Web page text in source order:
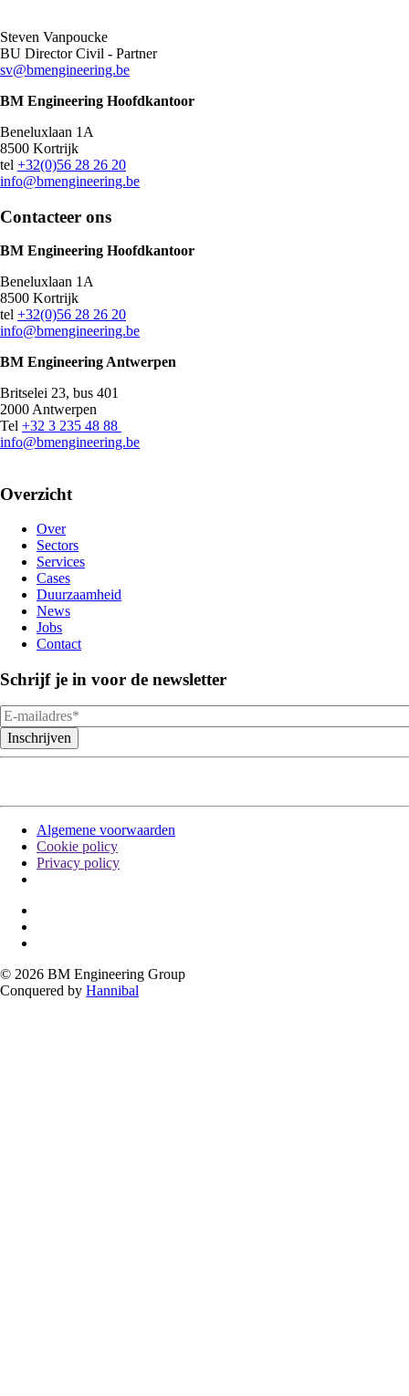
Steven Vanpoucke
BU Director Civil - Partner
sv@bmengineering.be
BM Engineering Hoofdkantoor
Beneluxlaan 1A
8500 Kortrijk
tel +32(0)56 28 26 20
info@bmengineering.be
Contacteer ons
BM Engineering Hoofdkantoor
Beneluxlaan 1A
8500 Kortrijk
tel +32(0)56 28 26 20
info@bmengineering.be
BM Engineering Antwerpen
Britselei 23, bus 401
2000 Antwerpen
Tel +32 3 235 48 88
info@bmengineering.be
Overzicht
Over
Sectors
Services
Cases
Duurzaamheid
News
Jobs
Contact
Schrijf je in voor de newsletter
Email
Policy
menu
Algemene voorwaarden
Cookie policy
Privacy policy
© 2026 BM Engineering Group
Conquered by Hannibal